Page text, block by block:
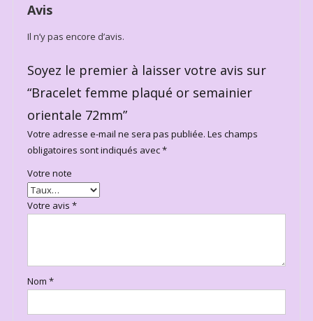
Avis
Il n’y pas encore d’avis.
Soyez le premier à laisser votre avis sur
“Bracelet femme plaqué or semainier
orientale 72mm”
Votre adresse e-mail ne sera pas publiée. Les champs
obligatoires sont indiqués avec*
Votre note
Votre avis *
Nom *